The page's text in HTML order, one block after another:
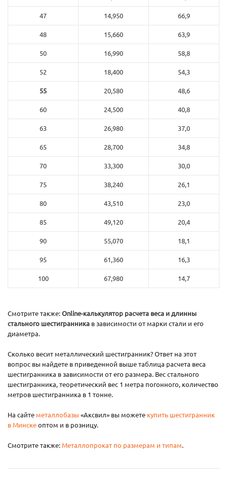
47 14,950 66,9
48 15,660 63,9
50 16,990 58,8
52 18,400 54,3
55 20,580 48,6
60 24,500 40,8
63 26,980 37,0
65 28,700 34,8
70 33,300 30,0
75 38,240 26,1
80 43,510 23,0
85 49,120 20,4
90 55,070 18,1
95 61,360 16,3
100 67,980 14,7
Смотрите также:Online-калькулятор расчета веса и длинны
стального шестигранника в зависимости от марки стали и его
диаметра.
Сколько весит металлический шестигранник? Ответ на этот
вопрос вы найдете в приведенной выше таблица расчета веса
шестигранника в зависимости от его размера. Вес стального
шестигранника, теоретический вес 1 метра погонного, количество
метров шестигранника в 1 тонне.
На сайте металлобазы «Аксвил» вы можете купить шестигранник
в Минскеоптом и в розницу.
Смотрите также: Металлопрокат по размерам и типам.